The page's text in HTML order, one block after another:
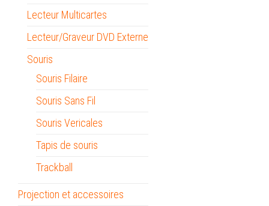
Lecteur Multicartes
Lecteur/Graveur DVD Externe
Souris
Souris Filaire
Souris Sans Fil
Souris Vericales
Tapis de souris
Trackball
Projection et accessoires